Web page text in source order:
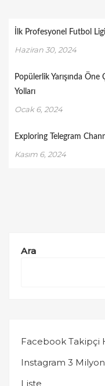
İlk Profesyonel Futbol
Haziran 30, 2024
Popülerlik Yarışında
Yolları
Ocak 6, 2024
Exploring Telegram
Kasım 6, 2024
Ara
Facebook Takipçi
Instagram 3
Liste